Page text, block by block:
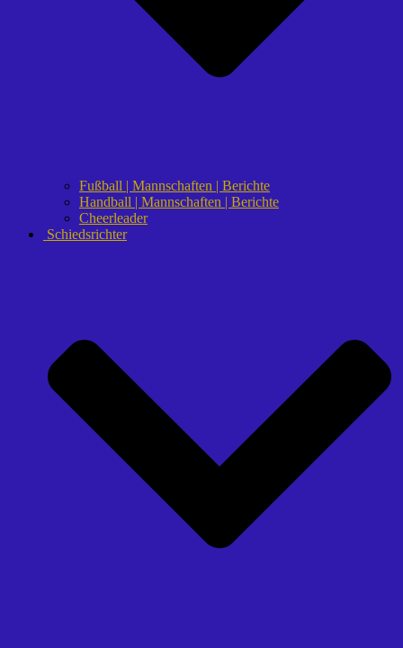
Fußball | Mannschaften | Berichte
Handball | Mannschaften | Berichte
Cheerleader
Schiedsrichter